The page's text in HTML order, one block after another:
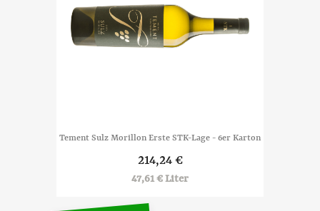
Tement Sulz Morillon Erste STK-Lage - 6er Karton
214,24 €
47,61 € Liter